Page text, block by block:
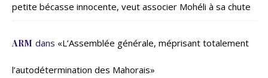
petite bécasse innocente, veut associer Mohéli à sa chute
ARM dans «L’Assemblée générale, méprisant totalement
l’autodétermination des Mahorais»